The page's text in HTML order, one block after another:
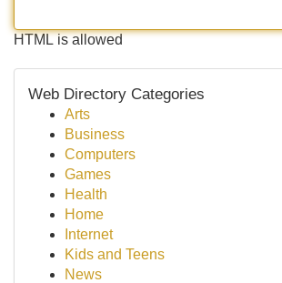
HTML is allowed
Web Directory Categories
Arts
Business
Computers
Games
Health
Home
Internet
Kids and Teens
News